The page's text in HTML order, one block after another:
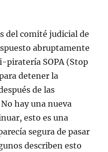
del comité judicial de
abruptamente
piratería SOPA (Stop
detener la
de las
hay una nueva
esto es una
segura de pasar
describen esto